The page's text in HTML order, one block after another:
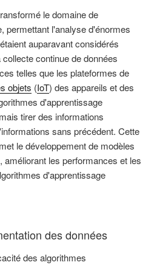
le domaine de
permettant l'analyse d'énormes
auparavant considérés
continue de données
telles que les plateformes de
objets (IoT) des appareils et des
d'apprentissage
tirer des informations
sans précédent. Cette
le développement de modèles
les performances et les
d'apprentissage
des données
des algorithmes